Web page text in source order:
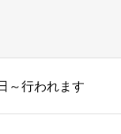
～行われます